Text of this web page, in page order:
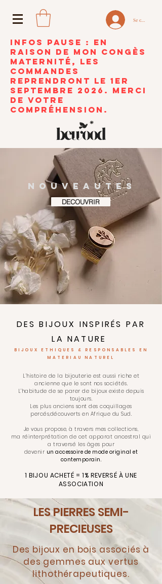
Se connecter
INFOS PAUSE : En
raison de mon congès
maternité, les
commandes
reprendront le 1er
septembre 2026. Merci
de votre
compréhension.
Atelier de découpe et de gravure laser pour les
particuliers et les entreprises basé à Lille.
NOUVEAUTES
DECOUVRIR
DES BIJOUX INSPIRÉS PAR
LA NATURE
BIJOUX ETHIQUES & RESPONSABLES EN
MATERIAU NATUREL
L’histoire de la bijouterie est aussi riche et
ancienne que le sont nos sociétés.
L’habitude de se parer de bijoux existe depuis
toujours.
Les plus anciens sont des coquillages
percés,découverts en Afrique du Sud.
Je vous propose, à travers mes collections,
ma réinterprétation de cet apparat ancestral qui
a traversé les âges pour
devenir un accessoire de mode original et
contemporain.
1 BIJOU ACHETÉ = 1% REVERSÉ À UNE
ASSOCIATION
LES PIERRES SEMI-
PRECIEUSES
Des bijoux en bois associés à
des gemmes aux vertus
lithothérapeutiques.